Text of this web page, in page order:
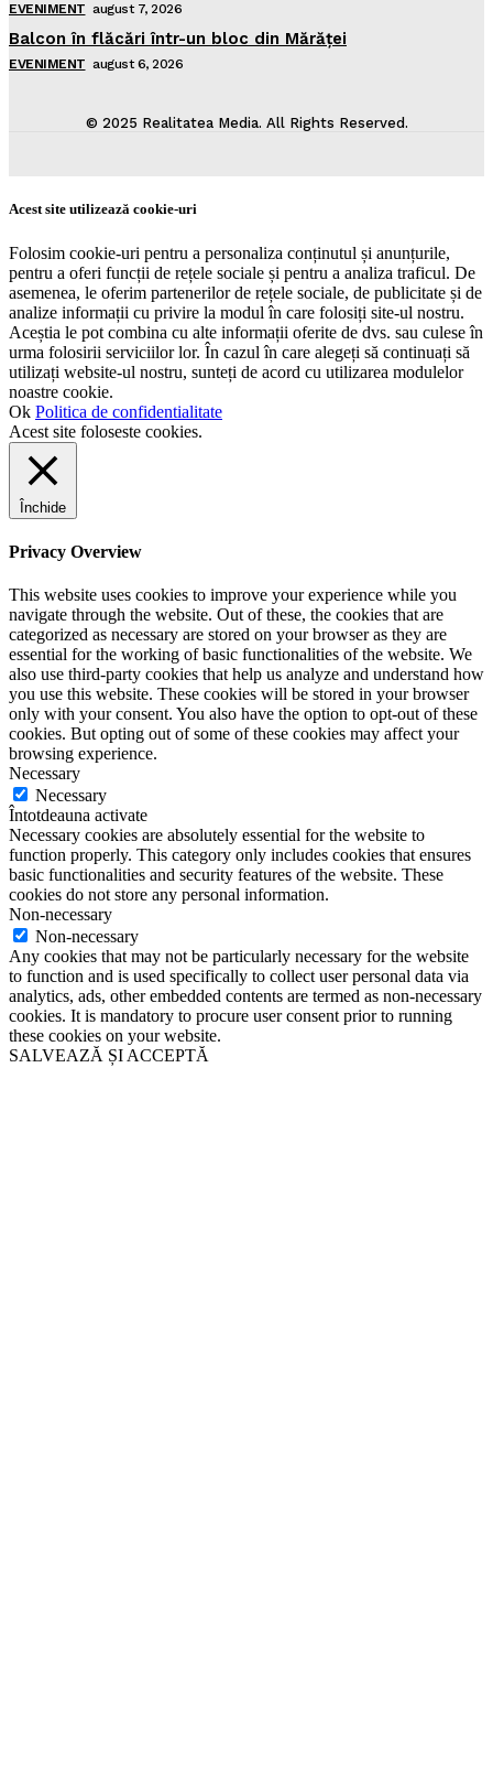
EVENIMENT august 7, 2026
Balcon în flăcări într-un bloc din Mărăţei
EVENIMENT august 6, 2026
© 2025 Realitatea Media. All Rights Reserved.
Acest site utilizează cookie-uri
Folosim cookie-uri pentru a personaliza conținutul și anunțurile,
pentru a oferi funcții de rețele sociale și pentru a analiza traficul. De
asemenea, le oferim partenerilor de rețele sociale, de publicitate și de
analize informații cu privire la modul în care folosiți site-ul nostru.
Aceștia le pot combina cu alte informații oferite de dvs. sau culese în
urma folosirii serviciilor lor. În cazul în care alegeți să continuați să
utilizați website-ul nostru, sunteți de acord cu utilizarea modulelor
noastre cookie.
Ok Politica de confidentialitate
Acest site foloseste cookies.
Închide
Privacy Overview
This website uses cookies to improve your experience while you
navigate through the website. Out of these, the cookies that are
categorized as necessary are stored on your browser as they are
essential for the working of basic functionalities of the website. We
also use third-party cookies that help us analyze and understand how
you use this website. These cookies will be stored in your browser
only with your consent. You also have the option to opt-out of these
cookies. But opting out of some of these cookies may affect your
browsing experience.
Necessary
Necessary
Întotdeauna activate
Necessary cookies are absolutely essential for the website to
function properly. This category only includes cookies that ensures
basic functionalities and security features of the website. These
cookies do not store any personal information.
Non-necessary
Non-necessary
Any cookies that may not be particularly necessary for the website
to function and is used specifically to collect user personal data via
analytics, ads, other embedded contents are termed as non-necessary
cookies. It is mandatory to procure user consent prior to running
these cookies on your website.
SALVEAZĂ ȘI ACCEPTĂ